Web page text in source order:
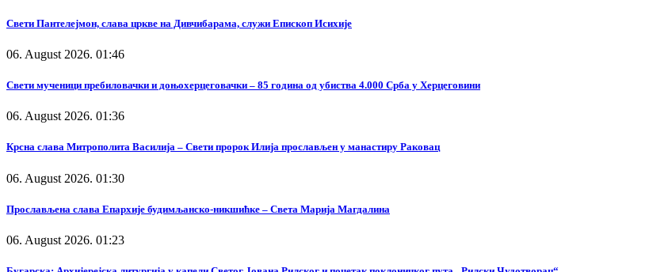
Свети Пантелејмон, слава цркве на Дивчибарама, служи Епископ Исихије
06. August 2026. 01:46
Свети мученици пребиловачки и доњохерцеговачки – 85 година од убиства 4.000 Срба у Херцеговини
06. August 2026. 01:36
Крсна слава Митрополита Василија – Свети пророк Илија прослављен у манастиру Раковац
06. August 2026. 01:30
Прослављена слава Епархије будимљанско-никшићке – Света Марија Магдалина
06. August 2026. 01:23